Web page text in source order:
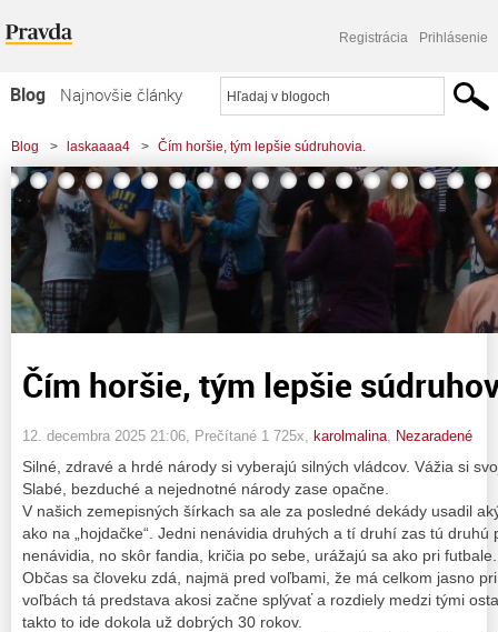
Registrácia Prihlásenie
Blog
Najnovšie články
Najčítanejšie články
Najkomentovanejšie články
Zoznam blogov
Komerčné blogy
Blog > laskaaaa4 > Čím horšie, tým lepšie súdruhovia.
Čím horšie, tým lepšie
12. decembra 2025 21:06 , Prečítané 1 725x, karolmalina Nezaradené
Silné, zdravé a hrdé národy si vyberajú silných vládcov. Vážia si
Slabé, bezduché a nejednotné národy zase opačne.
V našich zemepisných šírkach sa ale za posledné dekády usadil
ako na „hojdačke“. Jedni nenávidia druhých a tí druhí zas tú druhú
nenávidia, no skôr fandia, kričia po sebe, urážajú sa ako pri futbale.
Občas sa človeku zdá, najmä pred voľbami, že má celkom jasno
voľbách tá predstava akosi začne splývať a rozdiely medzi tými
takto to ide dokola už dobrých 30 rokov.